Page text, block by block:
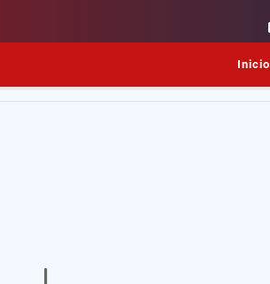
Inicio